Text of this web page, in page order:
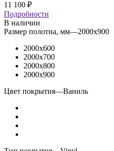
11 100 ₽
Подробности
В наличии
Размер полотна, мм—2000x900
2000x600
2000x700
2000x800
2000x900
Цвет покрытия—Ваниль